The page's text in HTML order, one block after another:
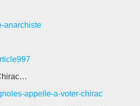
anarchiste
appelle-a-voter-chirac